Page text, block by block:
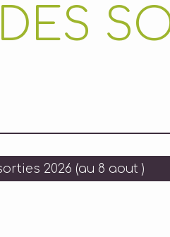
2026 (au 8 aout )